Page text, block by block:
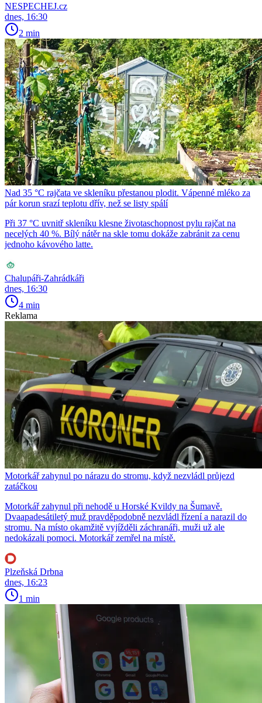
NESPECHEJ.cz
dnes, 16:30
2 min
Nad 35 °C rajčata ve skleníku přestanou plodit. Vápenné mléko za
pár korun srazí teplotu dřív, než se listy spálí
Při 37 °C uvnitř skleníku klesne životaschopnost pylu rajčat na
necelých 40 %. Bílý nátěr na skle tomu dokáže zabránit za cenu
jednoho kávového latte.
Chalupáři-Zahrádkáři
dnes, 16:30
4 min
Reklama
Motorkář zahynul po nárazu do stromu, když nezvládl průjezd
zatáčkou
Motorkář zahynul při nehodě u Horské Kvildy na Šumavě.
Dvaapadesátiletý muž pravděpodobně nezvládl řízení a narazil do
stromu. Na místo okamžitě vyjížděli záchranáři, muži už ale
nedokázali pomoci. Motorkář zemřel na místě.
Plzeňská Drbna
dnes, 16:23
1 min